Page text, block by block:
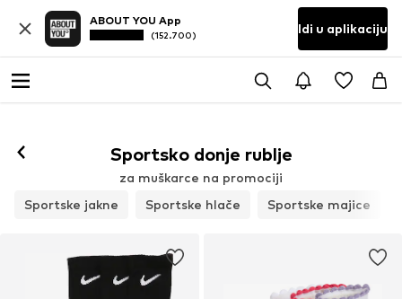
ABOUT YOU App
(152.700) Idi u aplikaciju
Sportsko donje rublje
za muškarce na promociji
Sportske jakne
Sportske hlače Sportske majice